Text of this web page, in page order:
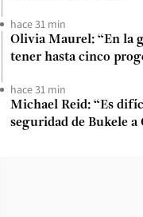
hace 31 min
Olivia Maurel: “En la
tener hasta cinco
hace 31 min
Michael Reid: “Es
seguridad de Bukele a